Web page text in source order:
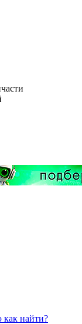
как найти?